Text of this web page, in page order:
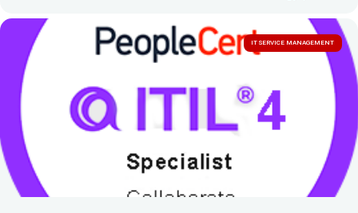
IT SERVICE MANAGEMENT